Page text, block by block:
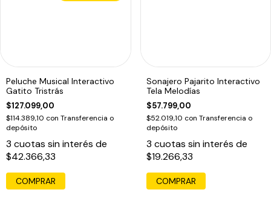
Peluche Musical Interactivo
Gatito Tristrás
$127.099,00
$114.389,10 con Transferencia o
depósito
3 cuotas sin interés de
$42.366,33
COMPRAR
Sonajero Pajarito Interactivo
Tela Melodías
$57.799,00
$52.019,10 con Transferencia o
depósito
3 cuotas sin interés de
$19.266,33
COMPRAR